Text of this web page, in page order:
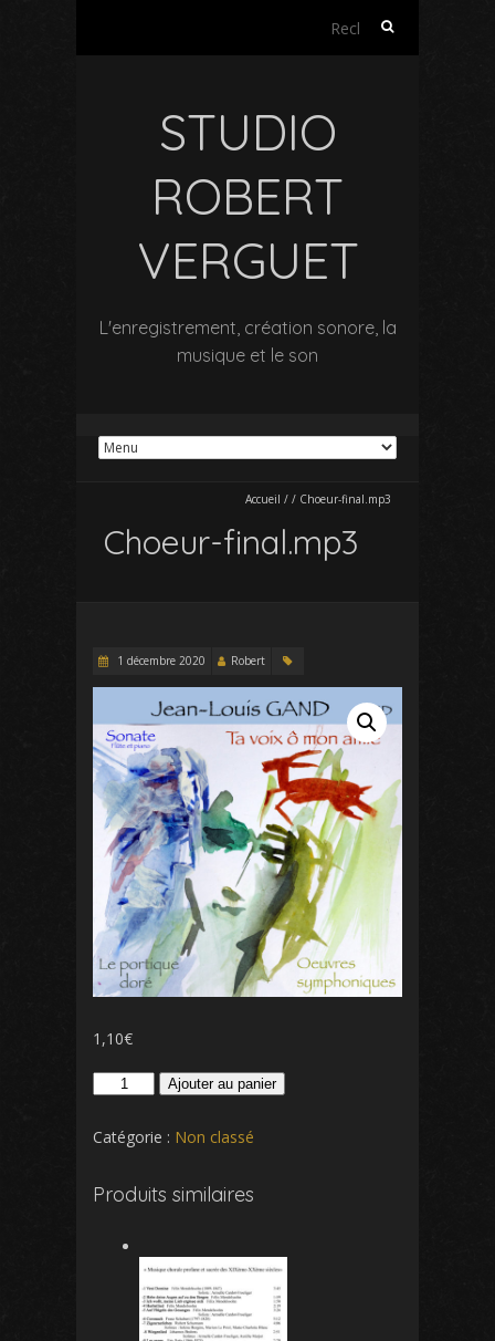
Rechercher :
STUDIO
ROBERT
VERGUET
L'enregistrement, création sonore, la
musique et le son
Accueil / / Choeur-final.mp3
Choeur-final.mp3
1 décembre 2020 Robert
1,10€
quantité
Choeur-
Ajouter au panier
Catégorie : Non classé
Produits similaires